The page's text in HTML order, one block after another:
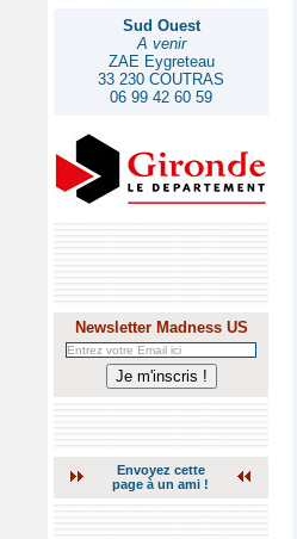
Sud Ouest
A venir
ZAE Eygreteau
33 230 COUTRAS
06 99 42 60 59
Newsletter Madness US
Envoyez cette
page à un ami !